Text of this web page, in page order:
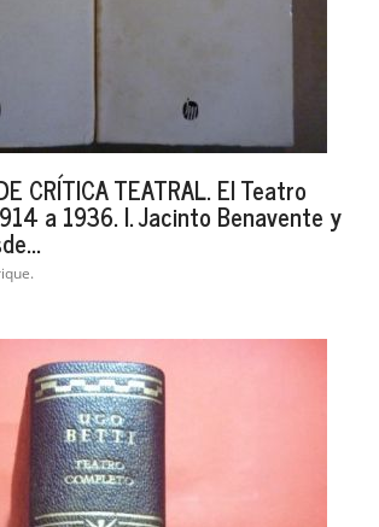
CRÍTICA TEATRAL. El Teatro
a 1936. I. Jacinto Benavente y